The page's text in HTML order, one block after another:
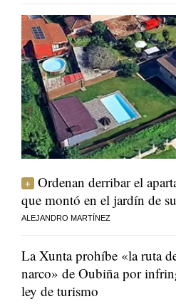
Ordenan derribar el
que montó en el jardín de
ALEJANDRO MARTÍNEZ
La Xunta prohíbe «la ruta
narco» de Oubiña por
ley de turismo